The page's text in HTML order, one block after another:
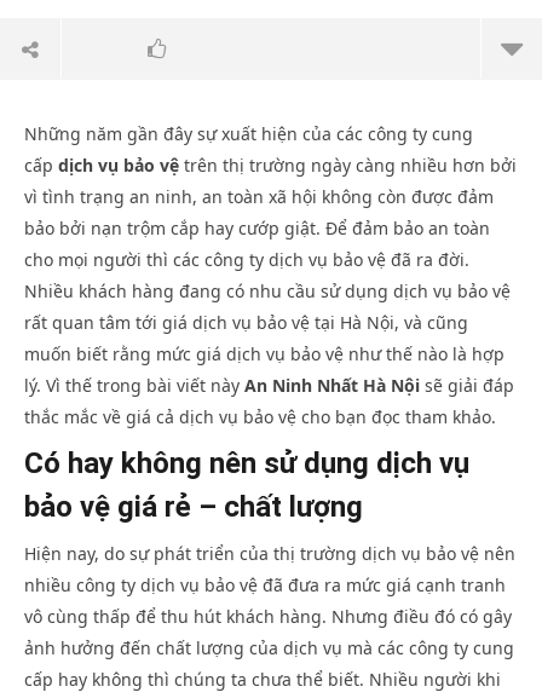
NOW VIEWING
Giải đáp những thắc mắc phổ biến về mức giá dịch vụ
bảo vệ hiện nay
Tháng
2024
Ninh
Nhất
Những năm gần đây sự xuất hiện của các công ty cung
cấp dịch vụ bảo vệ trên thị trường ngày càng nhiều hơn bởi
vì tình trạng an ninh, an toàn xã hội không còn được đảm
bảo bởi nạn trộm cắp hay cướp giật. Để đảm bảo an toàn
cho mọi người thì các công ty dịch vụ bảo vệ đã ra đời.
Nhiều khách hàng đang có nhu cầu sử dụng dịch vụ bảo vệ
rất quan tâm tới giá dịch vụ bảo vệ tại Hà Nội, và cũng
muốn biết rằng mức giá dịch vụ bảo vệ như thế nào là hợp
lý. Vì thế trong bài viết này An Ninh Nhất Hà Nội sẽ giải đáp
thắc mắc về giá cả dịch vụ bảo vệ cho bạn đọc tham khảo.
Có hay không nên sử dụng dịch vụ
bảo vệ giá rẻ – chất lượng
Hiện nay, do sự phát triển của thị trường dịch vụ bảo vệ nên
nhiều công ty dịch vụ bảo vệ đã đưa ra mức giá cạnh tranh
vô cùng thấp để thu hút khách hàng. Nhưng điều đó có gây
ảnh hưởng đến chất lượng của dịch vụ mà các công ty cung
cấp hay không thì chúng ta chưa thể biết. Nhiều người khi